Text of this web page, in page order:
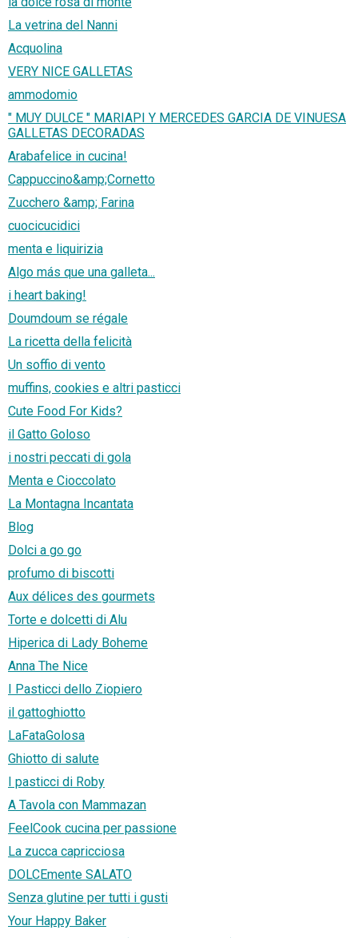
La vetrina del Nanni
Acquolina
VERY NICE GALLETAS
ammodomio
" MUY DULCE " MARIAPI Y MERCEDES GARCIA DE VINUESA
GALLETAS DECORADAS
Arabafelice in cucina!
Cappuccino&amp;Cornetto
Zucchero &amp; Farina
cuocicucidici
menta e liquirizia
Algo más que una galleta...
i heart baking!
Doumdoum se régale
La ricetta della felicità
Un soffio di vento
muffins, cookies e altri pasticci
Cute Food For Kids?
il Gatto Goloso
i nostri peccati di gola
Menta e Cioccolato
La Montagna Incantata
Blog
Dolci a go go
profumo di biscotti
Aux délices des gourmets
Torte e dolcetti di Alu
Hiperica di Lady Boheme
Anna The Nice
I Pasticci dello Ziopiero
il gattoghiotto
LaFataGolosa
Ghiotto di salute
I pasticci di Roby
A Tavola con Mammazan
FeelCook cucina per passione
La zucca capricciosa
DOLCEmente SALATO
Senza glutine per tutti i gusti
Your Happy Baker